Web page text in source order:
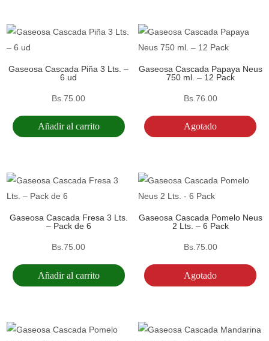
Gaseosa Cascada Piña 3 Lts. –
6 ud
Bs.75.00
Añadir al carrito
Gaseosa Cascada Papaya Neus
750 ml. – 12 Pack
Bs. 76.00
Agotado
Gaseosa Cascada Fresa 3 Lts.
– Pack de 6
Bs.75.00
Añadir al carrito
Gaseosa Cascada Pomelo Neus
2 Lts. – 6 Pack
Bs.75.00
Agotado